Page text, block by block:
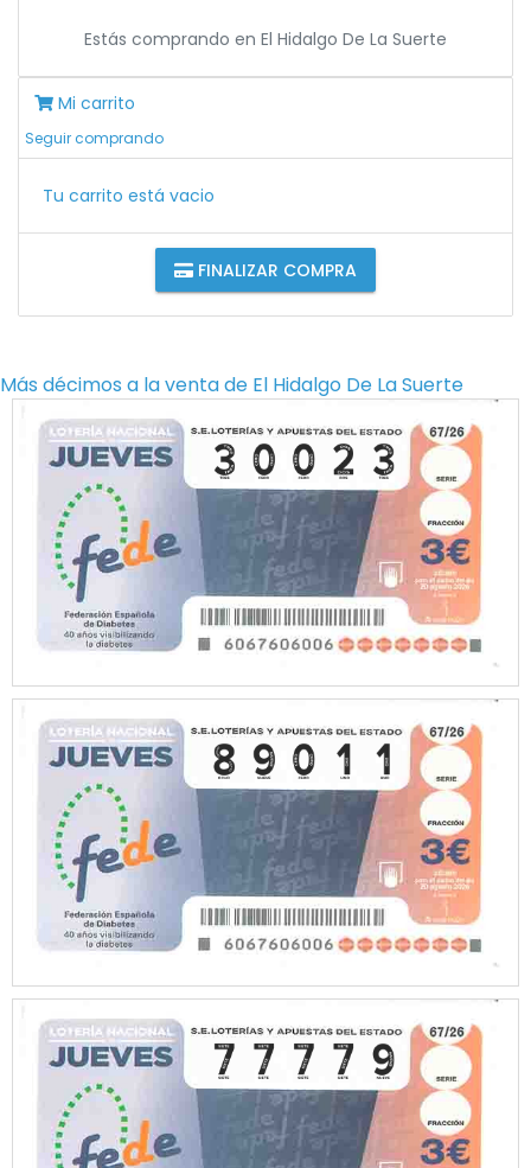
Estás comprando en El Hidalgo De La Suerte
Mi carrito
Seguir comprando
Tu carrito está vacio
FINALIZAR COMPRA
Más décimos a la venta de El Hidalgo De La Suerte